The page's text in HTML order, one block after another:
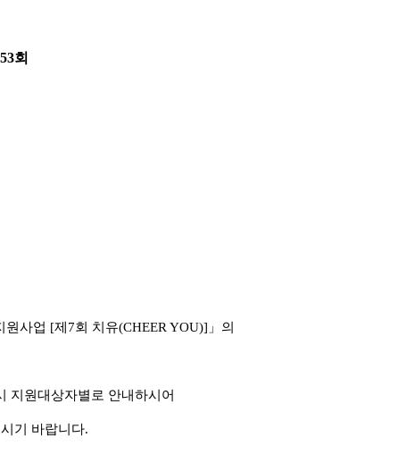
회
원사업 [제 7회 치유(CHEER YOU)] 」 의
지원대상자별로 안내하시어
기 바랍니다.